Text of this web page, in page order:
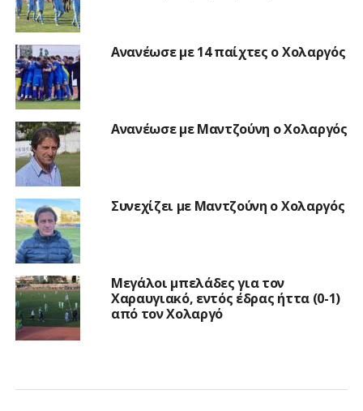
Ανανέωσε με 14 παίχτες ο Χολαργός
Ανανέωσε με Μαντζούνη ο Χολαργός
Συνεχίζει με Μαντζούνη ο Χολαργός
Μεγάλοι μπελάδες για τον
Χαραυγιακό, εντός έδρας ήττα (0-1)
από τον Χολαργό